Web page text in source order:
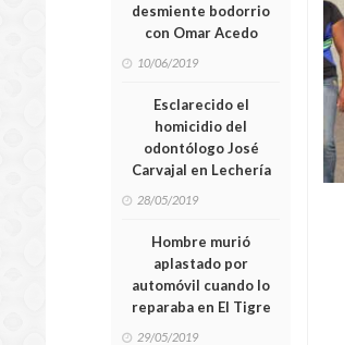
desmiente bodorrio
con Omar Acedo
10/06/2019
Esclarecido el
homicidio del
odontólogo José
Carvajal en Lechería
28/05/2019
Hombre murió
aplastado por
automóvil cuando lo
reparaba en El Tigre
29/05/2019